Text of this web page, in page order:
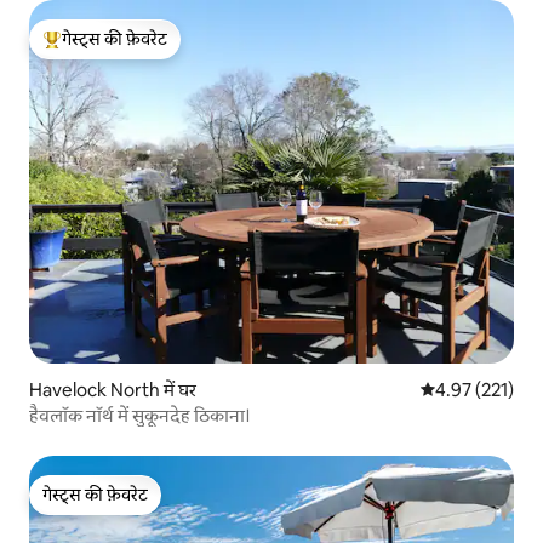
गेस्ट्स का टॉप फ़ेवरेट
गेस्ट्स की फ़ेवरेट
Havelock North में घर औसत रेटिंग 5 में से
4.97 (221)
हैवलॉक नॉर्थ में सुकूनदेह ठिकाना।
गेस्ट्स की फ़ेवरेट
गेस्ट्स की फ़ेवरेट